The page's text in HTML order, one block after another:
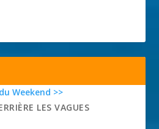
Weekend >>
LES VAGUES